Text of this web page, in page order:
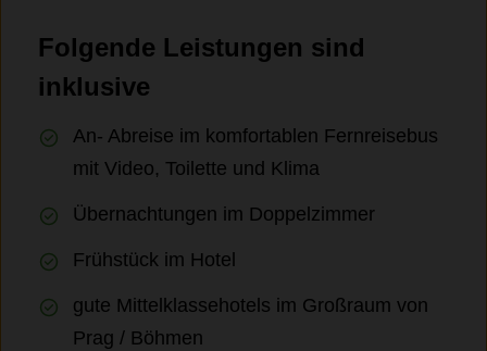
Folgende Leistungen sind
inklusive
An- Abreise im komfortablen Fernreisebus
mit Video, Toilette und Klima
Übernachtungen im Doppelzimmer
Frühstück im Hotel
gute Mittelklassehotels im Großraum von
Prag / Böhmen